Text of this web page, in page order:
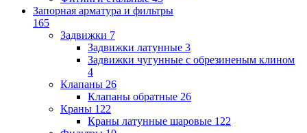
Запорная арматура и фильтры
165
Задвижки 7
Задвижки латунные 3
Задвижки чугунные с обрезиненым клином
4
Клапаны 26
Клапаны обратные 26
Краны 122
Краны латунные шаровые 122